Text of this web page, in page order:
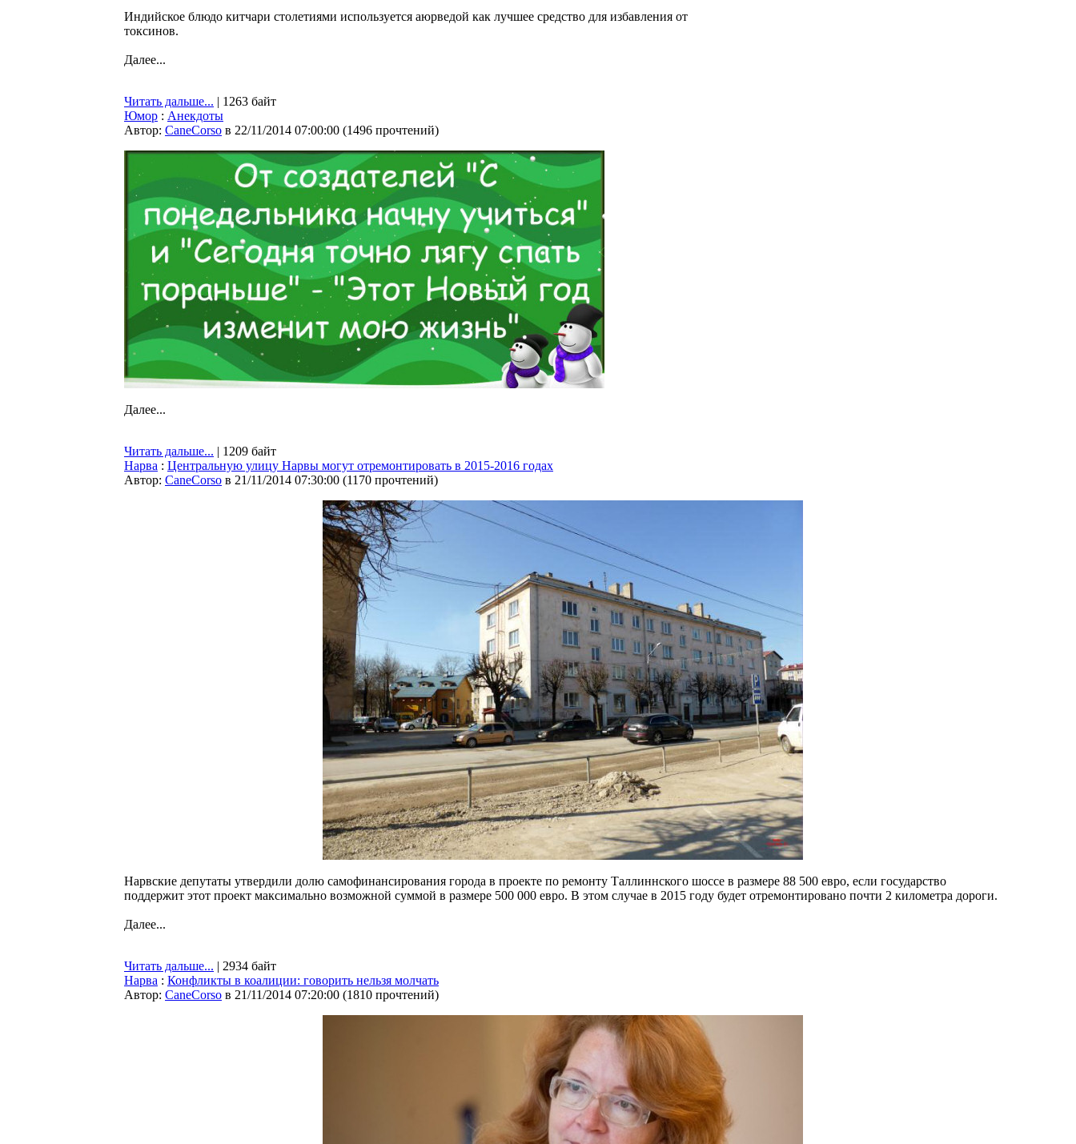
Индийское блюдо китчари столетиями используется аюрведой как лучшее средство для избавления от
токсинов.
Далее...
Читать дальше... | 1263 байт
Юмор : Анекдоты
Автор: CaneCorso в 22/11/2014 07:00:00 (1496 прочтений)
Далее...
Читать дальше... | 1209 байт
Нарва : Центральную улицу Нарвы могут отремонтировать в 2015-2016 годах
Автор: CaneCorso в 21/11/2014 07:30:00 (1170 прочтений)
Нарвские депутаты утвердили долю самофинансирования города в проекте по ремонту Таллиннского шоссе в размере 88 500 евро, если государство
поддержит этот проект максимально возможной суммой в размере 500 000 евро. В этом случае в 2015 году будет отремонтировано почти 2 километра дороги.
Далее...
Читать дальше... | 2934 байт
Нарва : Конфликты в коалиции: говорить нельзя молчать
Автор: CaneCorso в 21/11/2014 07:20:00 (1810 прочтений)